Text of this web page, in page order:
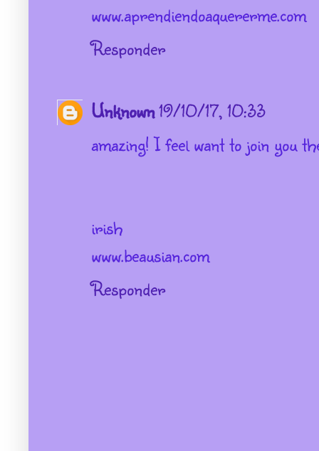
www.aprendiendoaquererme.com
Responder
Unknown19/10/17, 10:33
amazing! I feel want to join you
irish
www.beausian.com
Responder